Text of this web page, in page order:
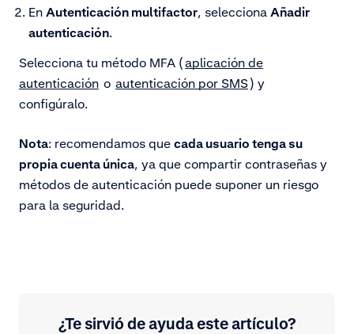
En Autenticación multifactor, selecciona Añadir
autenticación.
Selecciona tu método MFA (aplicación de
autenticación o autenticación por SMS) y
configúralo.
Nota: recomendamos que cada usuario tenga su
propia cuenta única, ya que compartir contraseñas y
métodos de autenticación puede suponer un riesgo
para la seguridad.
¿Te sirvió de ayuda este artículo?